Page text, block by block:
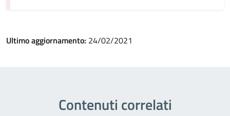
Ultimo aggiornamento: 24/02/2021
Contenuti correlati